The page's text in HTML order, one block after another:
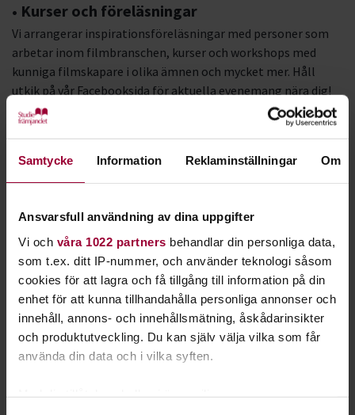
Samtycke Information Reklaminställningar Om
Ansvarsfull användning av dina uppgifter
Vi och våra 1022 partners behandlar din personliga data,
som t.ex. ditt IP-nummer, och använder teknologi såsom
cookies för att lagra och få tillgång till information på din
enhet för att kunna tillhandahålla personliga annonser och
innehåll, annons- och innehållsmätning, åskådarinsikter
och produktutveckling. Du kan själv välja vilka som får
använda din data och i vilka syften.
• Kurser och föreläsningar
Vi arrangerar inspirationsföreläsningar med personer som
arbetar inom filmbranschen, kurser och workshops med
kunniga filmskapare i olika ämnen och mycket mer. Håll
utkik på vår Facebooksida för aktuella evenemang nära dig!
• Nätverk och kontakter
Behöver du manusförfattare, regissörer eller skådespelare
till ditt filmprojekt? Ta gärna kontakt med oss så kan vi
• Studios och lokaler
Hos oss finns det flera olika typer av lokaler att låna! Vi har
multimediarum på ett antal orter i länet där det finns
möjlighet att klippa och redigera sina filmprojekt.
Resurserna varierar lite från ort till ort, men
förhoppningsvis ska vi kunna lösa det mesta.
Projektet drivs av Philip Sterner och Robin Larsson,